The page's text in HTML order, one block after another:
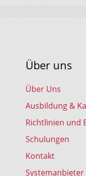
Über uns
Über Uns
Ausbildung &
Richtlinien und
Schulungen
Kontakt
Systemanbieter